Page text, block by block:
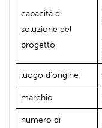
capacità di
soluzione del
progetto
luogo d'origine
marchio
numero di